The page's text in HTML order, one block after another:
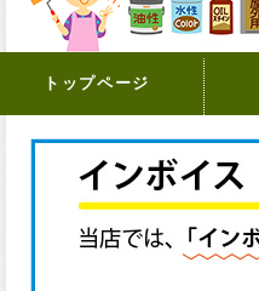
トップページ